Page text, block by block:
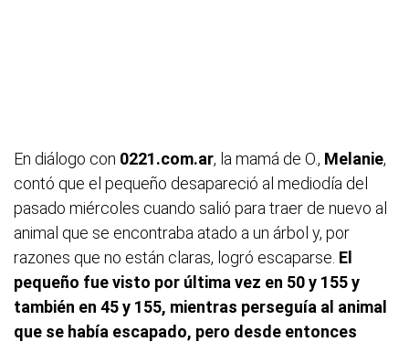
En diálogo con 0221.com.ar, la mamá de O., Melanie,
contó que el pequeño desapareció al mediodía del
pasado miércoles cuando salió para traer de nuevo al
animal que se encontraba atado a un árbol y, por
razones que no están claras, logró escaparse. El
pequeño fue visto por última vez en 50 y 155 y
también en 45 y 155, mientras perseguía al animal
que se había escapado, pero desde entonces